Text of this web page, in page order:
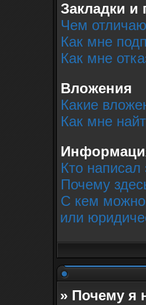
Закладки и
Чем
Как мне
Как мне
Вложения
Какие
Как мне
Кто
Почему
С кем можно
или
» Почему я